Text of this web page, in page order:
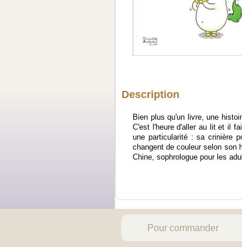
Description
Bien plus qu'un livre, une
C'est l'heure d'aller au lit et il
une particularité : sa crinière
changent de couleur selon son
Chine, sophrologue pour les
Pour commander